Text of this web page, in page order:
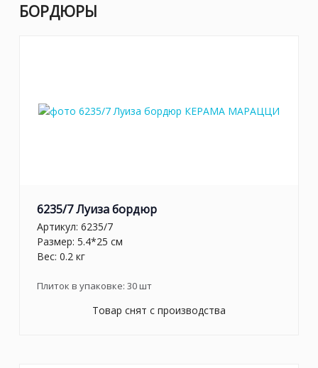
БОРДЮРЫ
6235/7 Луиза бордюр
Артикул: 6235/7
Размер: 5.4*25 см
Вес: 0.2 кг
Плиток в упаковке: 30шт
Товар снят с производства